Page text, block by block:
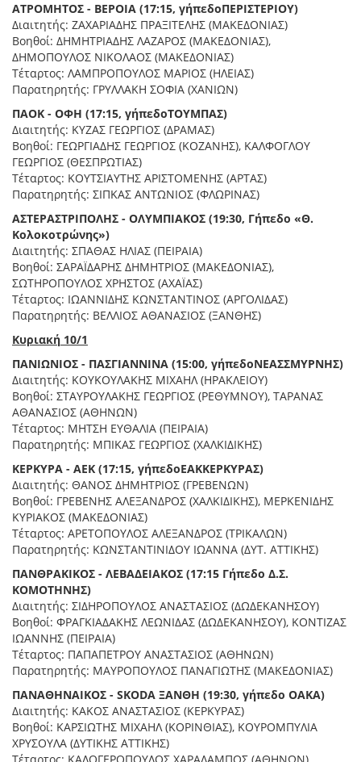
ΑΤΡΟΜΗΤΟΣ - ΒΕΡΟΙΑ (17:15, γήπεδοΠΕΡΙΣΤΕΡΙΟΥ)
Διαιτητής: ΖΑΧΑΡΙΑΔΗΣ ΠΡΑΞΙΤΕΛΗΣ (ΜΑΚΕΔΟΝΙΑΣ)
Βοηθοί: ΔΗΜΗΤΡΙΑΔΗΣ ΛΑΖΑΡΟΣ (ΜΑΚΕΔΟΝΙΑΣ),
ΔΗΜΟΠΟΥΛΟΣ ΝΙΚΟΛΑΟΣ (ΜΑΚΕΔΟΝΙΑΣ)
Τέταρτος: ΛΑΜΠΡΟΠΟΥΛΟΣ ΜΑΡΙΟΣ (ΗΛΕΙΑΣ)
Παρατηρητής: ΓΡΥΛΛΑΚΗ ΣΟΦΙΑ (ΧΑΝΙΩΝ)
ΠΑΟΚ - ΟΦΗ (17:15, γήπεδοΤΟΥΜΠΑΣ)
Διαιτητής: ΚΥΖΑΣ ΓΕΩΡΓΙΟΣ (ΔΡΑΜΑΣ)
Βοηθοί: ΓΕΩΡΓΙΑΔΗΣ ΓΕΩΡΓΙΟΣ (ΚΟΖΑΝΗΣ), ΚΑΛΦΟΓΛΟΥ
ΓΕΩΡΓΙΟΣ (ΘΕΣΠΡΩΤΙΑΣ)
Τέταρτος: ΚΟΥΤΣΙΑΥΤΗΣ ΑΡΙΣΤΟΜΕΝΗΣ (ΑΡΤΑΣ)
Παρατηρητής: ΣΙΠΚΑΣ ΑΝΤΩΝΙΟΣ (ΦΛΩΡΙΝΑΣ)
ΑΣΤΕΡΑΣΤΡΙΠΟΛΗΣ - ΟΛΥΜΠΙΑΚΟΣ (19:30, Γήπεδο «Θ.
Κολοκοτρώνης»)
Διαιτητής: ΣΠΑΘΑΣ ΗΛΙΑΣ (ΠΕΙΡΑΙΑ)
Βοηθοί: ΣΑΡΑΪΔΑΡΗΣ ΔΗΜΗΤΡΙΟΣ (ΜΑΚΕΔΟΝΙΑΣ),
ΣΩΤΗΡΟΠΟΥΛΟΣ ΧΡΗΣΤΟΣ (ΑΧΑΪΑΣ)
Τέταρτος: ΙΩΑΝΝΙΔΗΣ ΚΩΝΣΤΑΝΤΙΝΟΣ (ΑΡΓΟΛΙΔΑΣ)
Παρατηρητής: ΒΕΛΛΙΟΣ ΑΘΑΝΑΣΙΟΣ (ΞΑΝΘΗΣ)
Κυριακή 10/1
ΠΑΝΙΩΝΙΟΣ - ΠΑΣΓΙΑΝΝΙΝΑ (15:00, γήπεδοΝΕΑΣΣΜΥΡΝΗΣ)
Διαιτητής: ΚΟΥΚΟΥΛΑΚΗΣ ΜΙΧΑΗΛ (ΗΡΑΚΛΕΙΟΥ)
Βοηθοί: ΣΤΑΥΡΟΥΛΑΚΗΣ ΓΕΩΡΓΙΟΣ (ΡΕΘΥΜΝΟΥ), ΤΑΡΑΝΑΣ
ΑΘΑΝΑΣΙΟΣ (ΑΘΗΝΩΝ)
Τέταρτος: ΜΗΤΣΗ ΕΥΘΑΛΙΑ (ΠΕΙΡΑΙΑ)
Παρατηρητής: ΜΠΙΚΑΣ ΓΕΩΡΓΙΟΣ (ΧΑΛΚΙΔΙΚΗΣ)
ΚΕΡΚΥΡΑ - ΑΕΚ (17:15, γήπεδοΕΑΚΚΕΡΚΥΡΑΣ)
Διαιτητής: ΘΑΝΟΣ ΔΗΜΗΤΡΙΟΣ (ΓΡΕΒΕΝΩΝ)
Βοηθοί: ΓΡΕΒΕΝΗΣ ΑΛΕΞΑΝΔΡΟΣ (ΧΑΛΚΙΔΙΚΗΣ), ΜΕΡΚΕΝΙΔΗΣ
ΚΥΡΙΑΚΟΣ (ΜΑΚΕΔΟΝΙΑΣ)
Τέταρτος: ΑΡΕΤΟΠΟΥΛΟΣ ΑΛΕΞΑΝΔΡΟΣ (ΤΡΙΚΑΛΩΝ)
Παρατηρητής: ΚΩΝΣΤΑΝΤΙΝΙΔΟΥ ΙΩΑΝΝΑ (ΔΥΤ. ΑΤΤΙΚΗΣ)
ΠΑΝΘΡΑΚΙΚΟΣ - ΛΕΒΑΔΕΙΑΚΟΣ (17:15 Γήπεδο Δ.Σ.
ΚΟΜΟΤΗΝΗΣ)
Διαιτητής: ΣΙΔΗΡΟΠΟΥΛΟΣ ΑΝΑΣΤΑΣΙΟΣ (ΔΩΔΕΚΑΝΗΣΟΥ)
Βοηθοί: ΦΡΑΓΚΙΑΔΑΚΗΣ ΛΕΩΝΙΔΑΣ (ΔΩΔΕΚΑΝΗΣΟΥ), ΚΟΝΤΙΖΑΣ
ΙΩΑΝΝΗΣ (ΠΕΙΡΑΙΑ)
Τέταρτος: ΠΑΠΑΠΕΤΡΟΥ ΑΝΑΣΤΑΣΙΟΣ (ΑΘΗΝΩΝ)
Παρατηρητής: ΜΑΥΡΟΠΟΥΛΟΣ ΠΑΝΑΓΙΩΤΗΣ (ΜΑΚΕΔΟΝΙΑΣ)
ΠΑΝΑΘΗΝΑΙΚΟΣ - SKODA ΞΑΝΘΗ (19:30, γήπεδο ΟΑΚΑ)
Διαιτητής: ΚΑΚΟΣ ΑΝΑΣΤΑΣΙΟΣ (ΚΕΡΚΥΡΑΣ)
Βοηθοί: ΚΑΡΣΙΩΤΗΣ ΜΙΧΑΗΛ (ΚΟΡΙΝΘΙΑΣ), ΚΟΥΡΟΜΠΥΛΙΑ
ΧΡΥΣΟΥΛΑ (ΔΥΤΙΚΗΣ ΑΤΤΙΚΗΣ)